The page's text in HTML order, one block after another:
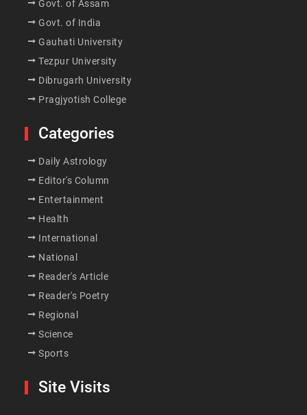
Govt. of Assam
Govt. of India
Gauhati University
Tezpur University
Dibrugarh University
Pragjyotish College
Categories
Daily Astrology
Editor's Column
Entertainment
Health
International
National
Reader's Article
Reader's Poetry
Regional
Science
Sports
Site Visits